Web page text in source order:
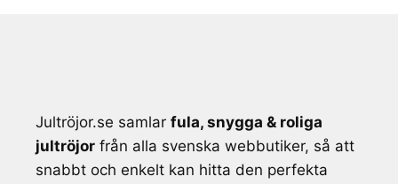
Jultröjor.se samlar fula, snygga & roliga
jultröjor från alla svenska webbutiker, så att
snabbt och enkelt kan hitta den perfekta